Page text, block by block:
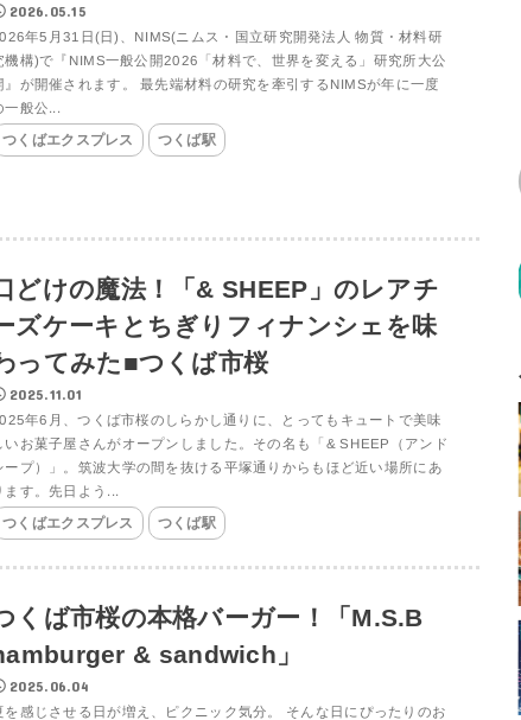
2026.05.15
年5月31日(日)、NIMS(ニムス・国立研究開発法人 物質・材料研
機構)で『NIMS一般公開2026「材料で、世界を変える」研究所大公
』が開催されます。 最先端材料の研究を牽引するNIMSが年に一度
一般公...
つくばエクスプレス つくば駅
どけの魔法！「& SHEEP」のレアチ
ズケーキとちぎりフィナンシェを味
ってみた■つくば市桜
2025.11.01
年6月、つくば市桜のしらかし通りに、とってもキュートで美味
いお菓子屋さんがオープンしました。その名も「& SHEEP（アンド
ープ）」。筑波大学の間を抜ける平塚通りからもほど近い場所にあ
ます。先日よう...
つくばエクスプレス つくば駅
くば市桜の本格バーガー！「M.S.B
& sandwich」
2025.06.04
を感じさせる日が増え、ピクニック気分。 そんな日にぴったりのお